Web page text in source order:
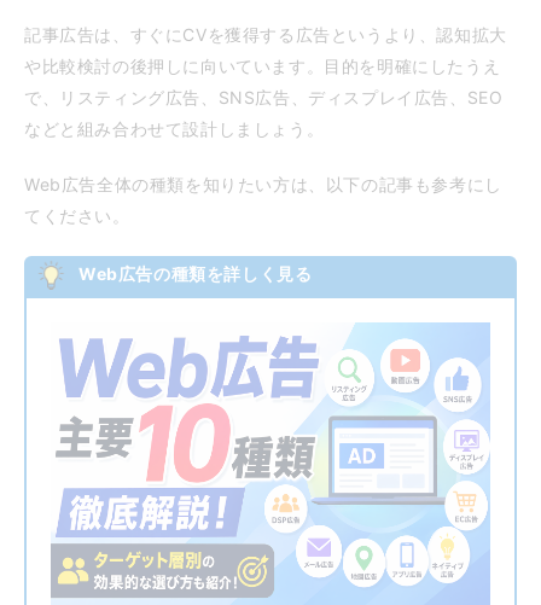
記事広告は、すぐにCVを獲得する広告というより、認知拡大
や比較検討の後押しに向いています。目的を明確にしたうえ
で、リスティング広告、SNS広告、ディスプレイ広告、SEO
などと組み合わせて設計しましょう。
Web広告全体の種類を知りたい方は、以下の記事も参考にし
てください。
Web広告の種類を詳しく見る